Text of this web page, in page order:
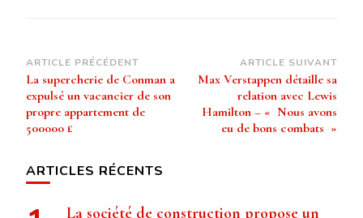
Navigation
d’article
ARTICLE PRÉCÉDENT
La supercherie de Conman a
expulsé un vacancier de son
propre appartement de
500000 £
ARTICLE SUIVANT
Max Verstappen détaille sa
relation avec Lewis
Hamilton – « Nous avons
eu de bons combats »
ARTICLES RÉCENTS
La société de construction propose un